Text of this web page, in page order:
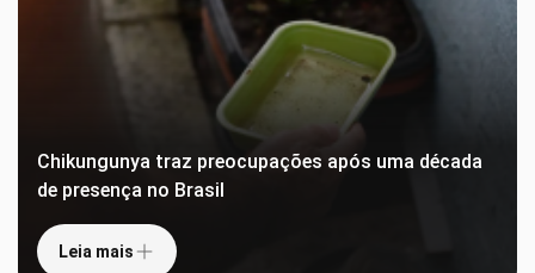
Chikungunya traz preocupações após uma década
de presença no Brasil
Leia mais